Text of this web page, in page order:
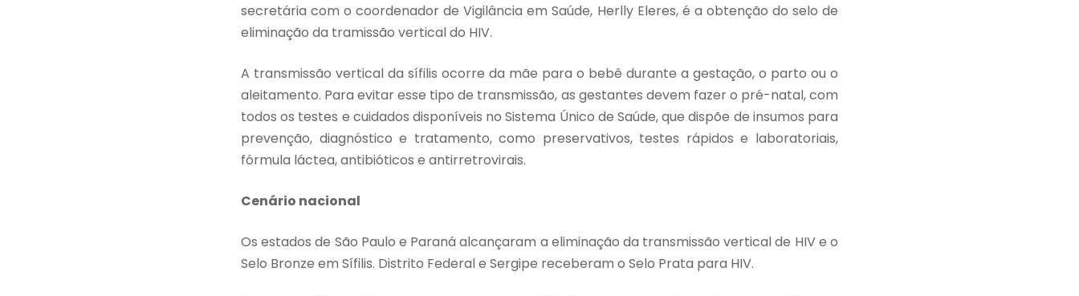
secretária com o coordenador de Vigilância em Saúde, Herlly Eleres, é a obtenção do selo de
eliminação da tramissão vertical do HIV.
A transmissão vertical da sífilis ocorre da mãe para o bebê durante a gestação, o parto ou o
aleitamento. Para evitar esse tipo de transmissão, as gestantes devem fazer o pré-natal, com
todos os testes e cuidados disponíveis no Sistema Único de Saúde, que dispõe de insumos para
prevenção, diagnóstico e tratamento, como preservativos, testes rápidos e laboratoriais,
fórmula láctea, antibióticos e antirretrovirais.
Cenário nacional
Os estados de São Paulo e Paraná alcançaram a eliminação da transmissão vertical de HIV e o
Selo Bronze em Sífilis. Distrito Federal e Sergipe receberam o Selo Prata para HIV.